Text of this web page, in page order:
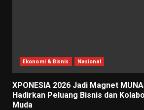
Ekonomi & Bisnis Nasional
XPONESIA 2026 Jadi Magnet
Hadirkan Peluang Bisnis dan
Muda